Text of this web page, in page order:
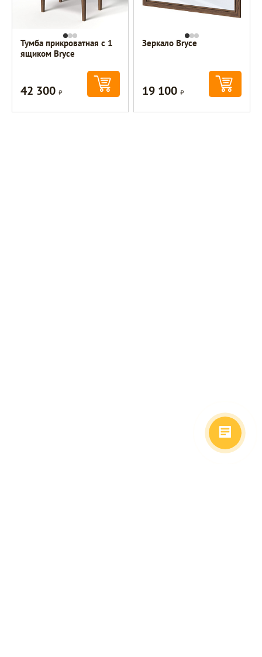
Тумба прикроватная с 1
ящиком Bryce
42 300Р
Зеркало Bryce
19 100Р